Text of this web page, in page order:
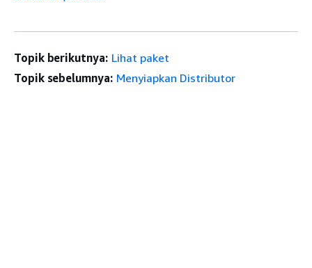
Topik berikutnya: Lihat paket
Topik sebelumnya: Menyiapkan Distributor